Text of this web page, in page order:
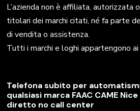
L’azienda non è affiliata, autorizzata
titolari dei marchi citati, né fa parte
di vendita o assistenza.
Tutti i marchi e loghi appartengono
Telefona subito per
qualsiasi marca FAAC CAME
diretto no call center